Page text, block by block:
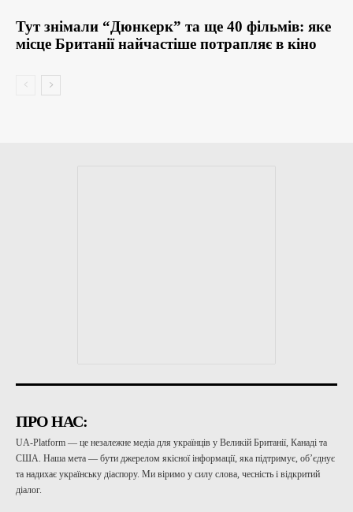
Тут знімали “Дюнкерк” та ще 40 фільмів: яке
місце Британії найчастіше потрапляє в кіно
ПРО НАС:
UA-Platform — це незалежне медіа для українців у Великій Британії, Канаді та
США. Наша мета — бути джерелом якісної інформації, яка підтримує, об’єднує
та надихає українську діаспору. Ми віримо у силу слова, чесність і відкритий
діалог.